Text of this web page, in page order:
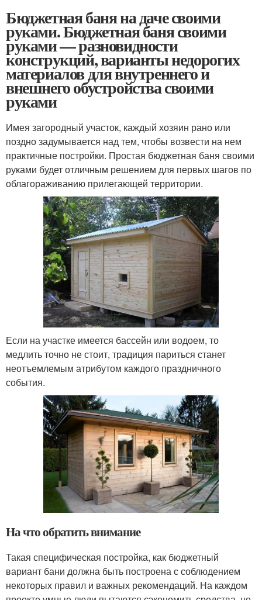
Бюджетная баня на даче своими
руками. Бюджетная баня своими
руками — разновидности
конструкций, варианты недорогих
материалов для внутреннего и
внешнего обустройства своими
руками
Имея загородный участок, каждый хозяин рано или
поздно задумывается над тем, чтобы возвести на нем
практичные постройки. Простая бюджетная баня своими
руками будет отличным решением для первых шагов по
облагораживанию прилегающей территории.
Если на участке имеется бассейн или водоем, то
медлить точно не стоит, традиция париться станет
неотъемлемым атрибутом каждого праздничного
события.
На что обратить внимание
Такая специфическая постройка, как бюджетный
вариант бани должна быть построена с соблюдением
некоторых правил и важных рекомендаций. На каждом